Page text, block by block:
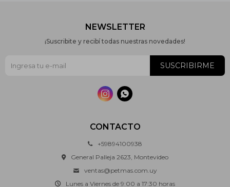
CONTACTO
+59894100938
General Palleja 2623, Montevideo
ventas@petmas.com.uy
Lunes a Viernes de 9:00 a 17:30 horas
NEWSLETTER
¡Suscribite y recibí todas nuestras novedades!
SUSCRIBIRME
 